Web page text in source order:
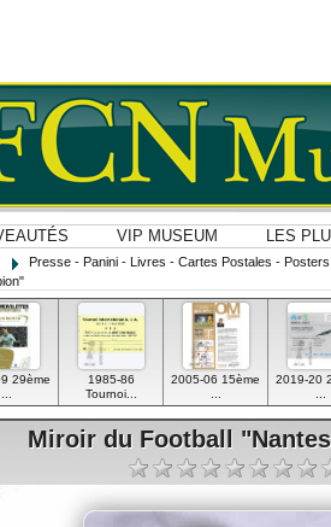
VIP MUSEUM LES
Presse - Panini - Livres - Cartes Postales -
29ème
1985-86
Tournoi...
2005-06 15ème
2019-20
Miroir du Football